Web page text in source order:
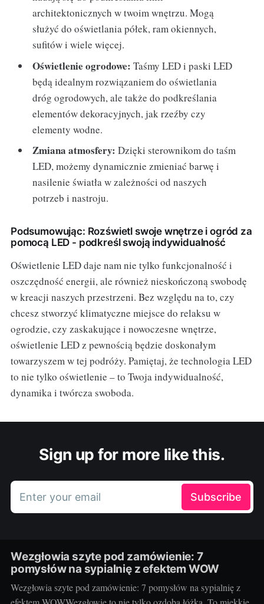
architektonicznych w twoim wnętrzu. Mogą
służyć do oświetlania półek, ram okiennych,
sufitów i wiele więcej.
Oświetlenie ogrodowe: Taśmy LED i paski LED
będą idealnym rozwiązaniem do oświetlania
dróg ogrodowych, ale także do podkreślania
elementów dekoracyjnych, jak rzeźby czy
elementy wodne.
Zmiana atmosfery: Dzięki sterownikom do taśm
LED, możemy dynamicznie zmieniać barwę i
nasilenie światła w zależności od naszych
potrzeb i nastroju.
Podsumowując: Rozświetl swoje wnętrze i ogród za
pomocą LED - podkreśl swoją indywidualność
Oświetlenie LED daje nam nie tylko funkcjonalność i
oszczędność energii, ale również nieskończoną swobodę
w kreacji naszych przestrzeni. Bez względu na to, czy
chcesz stworzyć klimatyczne miejsce do relaksu w
ogrodzie, czy zaskakujące i nowoczesne wnętrze,
oświetlenie LED z pewnością będzie doskonałym
towarzyszem w tej podróży. Pamiętaj, że technologia LED
to nie tylko oświetlenie – to Twoja indywidualność,
dynamika i twórcza swoboda.
Sign up for more like this.
Enter your email Subscribe
Wezgłowia szyte pod zamówienie: 7
pomysłów na sypialnię z efektem WOW
Wezgłowia szyte pod zamówienie: 7 pomysłów na sypialnię z